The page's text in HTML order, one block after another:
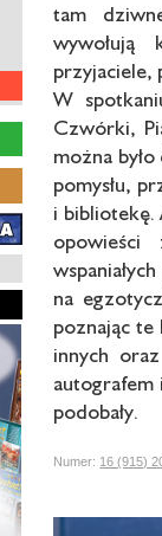
tam
wywołują
przyjaciele,
W
Czwórki,
można
pomysłu,
i bibliotekę.
na
poznając te
innych
podobały.
Numer: 16 (915)